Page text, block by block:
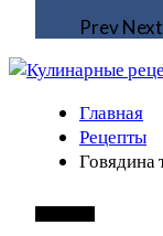
PrevNext
Главная
Рецепты
Говядина